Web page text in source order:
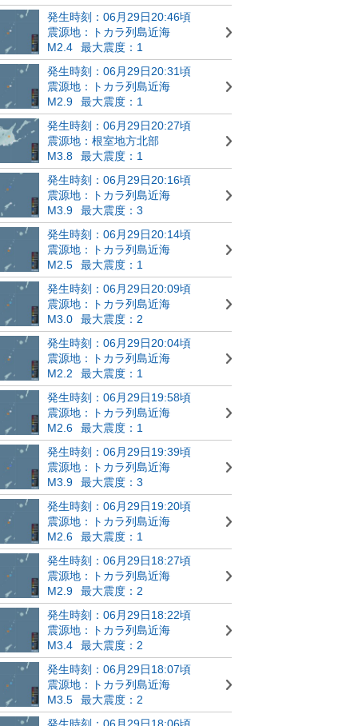
発生時刻：06月29日20:46頃
震源地：トカラ列島近海
M2.4
最大震度：1
発生時刻：06月29日20:31頃
震源地：トカラ列島近海
M2.9
最大震度：1
発生時刻：06月29日20:27頃
震源地：根室地方北部
M3.8
最大震度：1
発生時刻：06月29日20:16頃
震源地：トカラ列島近海
M3.9
最大震度：3
発生時刻：06月29日20:14頃
震源地：トカラ列島近海
M2.5
最大震度：1
発生時刻：06月29日20:09頃
震源地：トカラ列島近海
M3.0
最大震度：2
発生時刻：06月29日20:04頃
震源地：トカラ列島近海
M2.2
最大震度：1
発生時刻：06月29日19:58頃
震源地：トカラ列島近海
M2.6
最大震度：1
発生時刻：06月29日19:39頃
震源地：トカラ列島近海
M3.9
最大震度：3
発生時刻：06月29日19:20頃
震源地：トカラ列島近海
M2.6
最大震度：1
発生時刻：06月29日18:27頃
震源地：トカラ列島近海
M2.9
最大震度：2
発生時刻：06月29日18:22頃
震源地：トカラ列島近海
M3.4
最大震度：2
発生時刻：06月29日18:07頃
震源地：トカラ列島近海
M3.5
最大震度：2
発生時刻：06月29日18:06頃